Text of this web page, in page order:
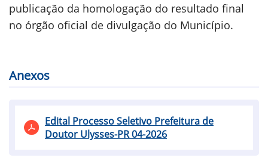
publicação da homologação do resultado final
no órgão oficial de divulgação do Município.
Anexos
Edital Processo Seletivo Prefeitura de
Doutor Ulysses-PR 04-2026